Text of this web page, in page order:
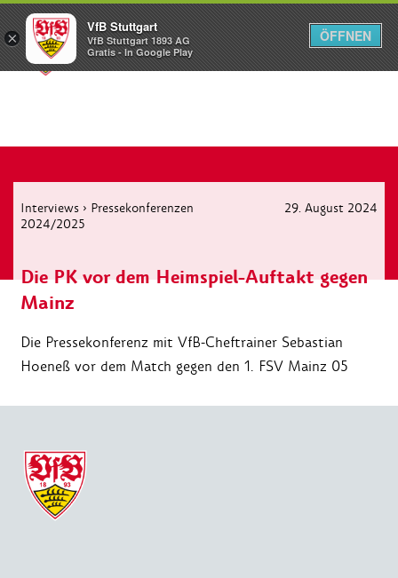
Menü
Interviews › Pressekonferenzen
2024/2025
29. August 2024
Die PK vor dem Heimspiel-Auftakt gegen
Mainz
Die Pressekonferenz mit VfB-Cheftrainer Sebastian
Hoeneß vor dem Match gegen den 1. FSV Mainz 05
×
VfB Stuttgart
VfB Stuttgart 1893 AG
Gratis - In Google Play
ÖFFNEN